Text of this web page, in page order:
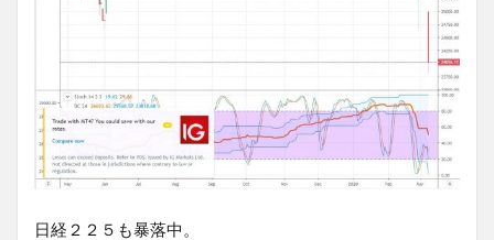
日経２２５も暴落中。